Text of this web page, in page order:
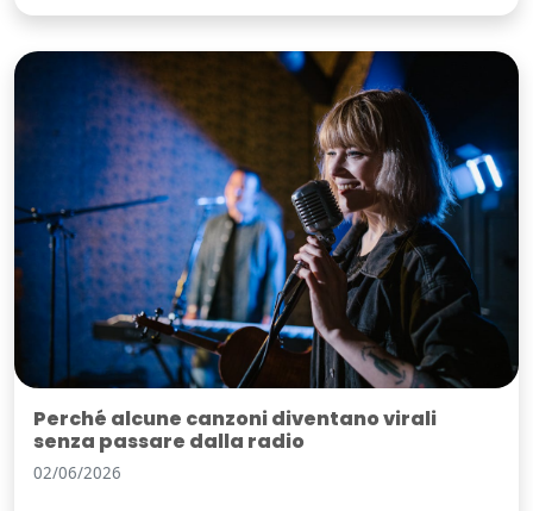
Perché alcune canzoni diventano virali
senza passare dalla radio
02/06/2026